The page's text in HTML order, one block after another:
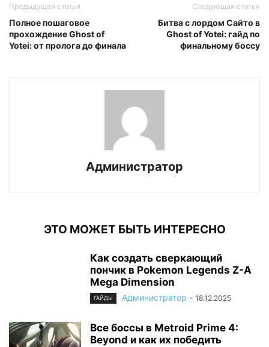
Предыдущая статья
Полное пошаговое
прохождение Ghost of
Yotei: от пролога до финала
Следующая статья
Битва с лордом Сайто в
Ghost of Yotei: гайд по
финальному боссу
Администратор
ЭТО МОЖЕТ БЫТЬ ИНТЕРЕСНО
Как создать сверкающий
пончик в Pokemon Legends Z-A
Mega Dimension
ГАЙДЫ Администратор - 18.12.2025
Все боссы в Metroid Prime 4:
Beyond и как их победить